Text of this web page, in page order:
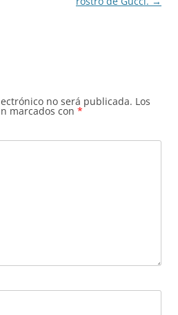
no será publicada. Los
marcados con *